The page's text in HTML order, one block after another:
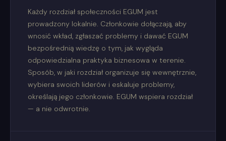
Każdy rozdział społeczności EGUM jest
prowadzony lokalnie. Członkowie dołączają, aby
wnosić wkład, zgłaszać problemy i dawać EGUM
bezpośrednią wiedzę o tym, jak wygląda
odpowiedzialna praktyka biznesowa w terenie.
Sposób, w jaki rozdział organizuje się wewnętrznie,
wybiera swoich liderów i eskaluje problemy,
określają jego członkowie. EGUM wspiera rozdział
— a nie odwrotnie.